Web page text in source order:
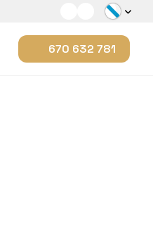
670 632 781